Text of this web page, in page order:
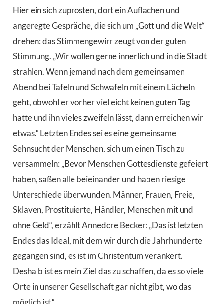
Hier ein sich zuprosten, dort ein Auflachen und
angeregte Gespräche, die sich um „Gott und die Welt“
drehen: das Stimmengewirr zeugt von der guten
Stimmung. „Wir wollen gerne innerlich und in die Stadt
strahlen. Wenn jemand nach dem gemeinsamen
Abend bei Tafeln und Schwafeln mit einem Lächeln
geht, obwohl er vorher vielleicht keinen guten Tag
hatte und ihn vieles zweifeln lässt, dann erreichen wir
etwas.“ Letzten Endes sei es eine gemeinsame
Sehnsucht der Menschen, sich um einen Tisch zu
versammeln: „Bevor Menschen Gottesdienste gefeiert
haben, saßen alle beieinander und haben riesige
Unterschiede überwunden. Männer, Frauen, Freie,
Sklaven, Prostituierte, Händler, Menschen mit und
ohne Geld“, erzählt Annedore Becker: „Das ist letzten
Endes das Ideal, mit dem wir durch die Jahrhunderte
gegangen sind, es ist im Christentum verankert.
Deshalb ist es mein Ziel das zu schaffen, da es so viele
Orte in unserer Gesellschaft gar nicht gibt, wo das